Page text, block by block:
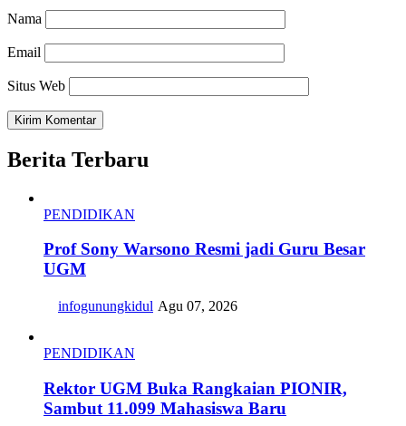
Nama
Email
Situs Web
Berita Terbaru
PENDIDIKAN
Prof Sony Warsono Resmi jadi Guru Besar
UGM
infogunungkidul Agu 07, 2026
PENDIDIKAN
Rektor UGM Buka Rangkaian PIONIR,
Sambut 11.099 Mahasiswa Baru